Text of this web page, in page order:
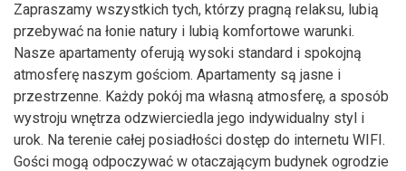
Zapraszamy wszystkich tych, którzy pragną relaksu, lubią
przebywać na łonie natury i lubią komfortowe warunki.
Nasze apartamenty oferują wysoki standard i spokojną
atmosferę naszym gościom. Apartamenty są jasne i
przestrzenne. Każdy pokój ma własną atmosferę, a sposób
wystroju wnętrza odzwierciedla jego indywidualny styl i
urok. Na terenie całej posiadłości dostęp do internetu WIFI.
Gości mogą odpoczywać w otaczającym budynek ogrodzie